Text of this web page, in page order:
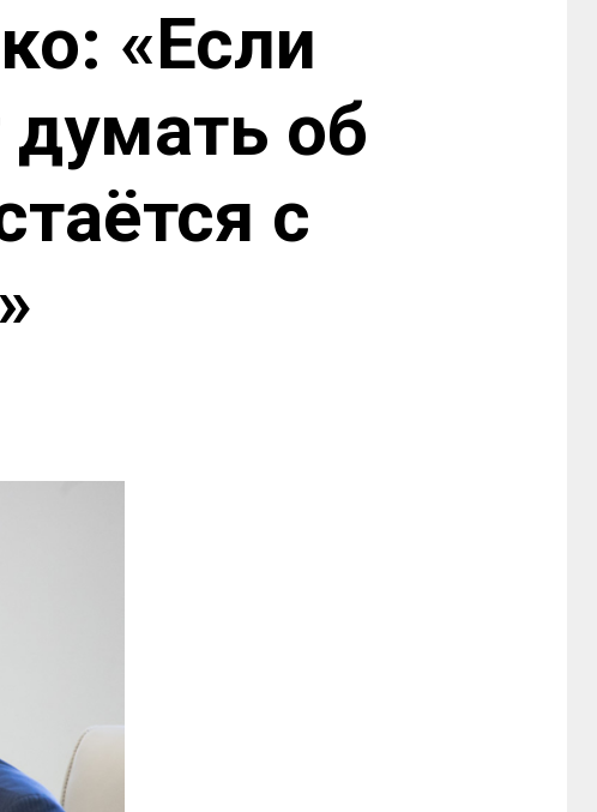
«Если
думать об
с